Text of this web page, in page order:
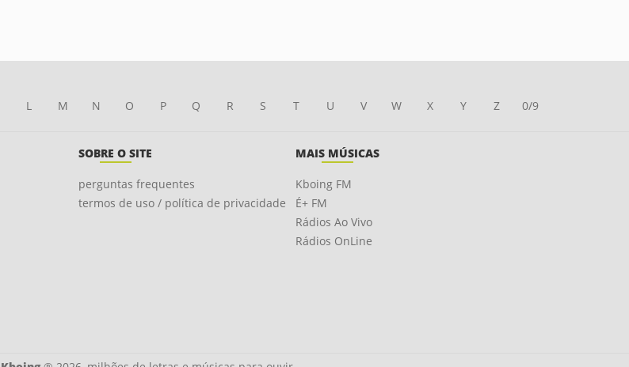
L M N O P Q R S T U V W X Y Z 0/9
SOBRE O SITE
perguntas frequentes
termos de uso / política de privacidade
MAIS MÚSICAS
Kboing FM
É+ FM
Rádios Ao Vivo
Rádios OnLine